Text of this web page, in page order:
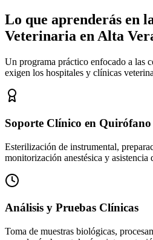
Lo que aprenderás en
Veterinaria en Alta
Un programa práctico enfocado a las
exigen los hospitales y clínicas
Soporte Clínico en Quirófano
Esterilización de instrumental,
monitorización anestésica y asistencia
Análisis y Pruebas Clínicas
Toma de muestras biológicas,